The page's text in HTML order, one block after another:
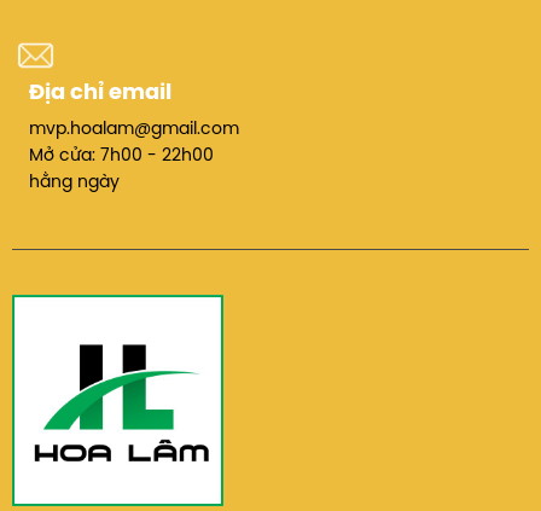
Tiết kiệm chi phí & thân thiện môi trường
Công nghệ in laser tiết kiệm mực.
Tự động tắt nguồn hoặc chế độ tiết kiệm năng
Hỗ trợ in từ điện thoại, máy tính bảng, laptop,
tăng tính linh hoạt trong môi trường làm việc
hiện đại.
Địa chỉ email
mvp.hoalam@gmail.com
Mở cửa: 7h00 - 22h00
hằng ngày